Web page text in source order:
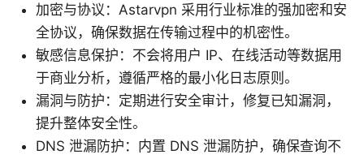
加密与协议：Astarvpn 采用行业标准的强加密和安
全协议，确保数据在传输过程中的机密性。
敏感信息保护：不会将用户 IP、在线活动等数据用
于商业分析，遵循严格的最小化日志原则。
漏洞与防护：定期进行安全审计，修复已知漏洞，
提升整体安全性。
DNS 泄漏防护：内置 DNS 泄漏防护，确保查询不